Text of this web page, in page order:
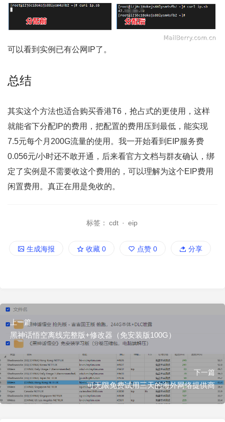
可以看到实例已有公网IP了。
总结
其实这个方法也适合购买香港T6，抢占式的更使用，这样
就能省下分配IP的费用，把配置的费用压到最低，能实现
7.5元每个月200G流量的使用。我一开始看到EIP服务费
0.056元/小时还不敢开通，后来看官方文档与群友确认，绑
定了实例是不需要收这个费用的，可以理解为这个EIP费用
闲置费用。真正在用是免收的。
标签： cdt · eip
生成海报 收藏 0 点赞 0 分享
上一篇
黑神话悟空离线完整版+修改器（免安装版100G）
下一篇
可无限免费试用三天的海外网络提供商